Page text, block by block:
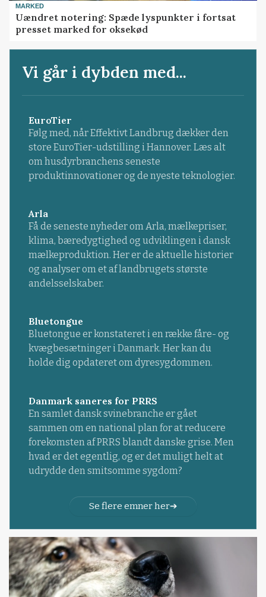
MARKED
Uændret notering: Spæde lyspunkter i fortsat
presset marked for oksekød
Vi går i dybden med...
EuroTier
Følg med, når Effektivt Landbrug dækker den
store EuroTier-udstilling i Hannover. Læs alt
om husdyrbranchens seneste
produktinnovationer og de nyeste teknologier.
Arla
Få de seneste nyheder om Arla, mælkepriser,
klima, bæredygtighed og udviklingen i dansk
mælkeproduktion. Her er de aktuelle historier
og analyser om et af landbrugets største
andelsselskaber.
Bluetongue
Bluetongue er konstateret i en række fåre- og
kvægbesætninger i Danmark. Her kan du
holde dig opdateret om dyresygdommen.
Danmark saneres for PRRS
En samlet dansk svinebranche er gået
sammen om en national plan for at reducere
forekomsten af PRRS blandt danske grise. Men
hvad er det egentlig, og er det muligt helt at
udrydde den smitsomme sygdom?
Se flere emner her